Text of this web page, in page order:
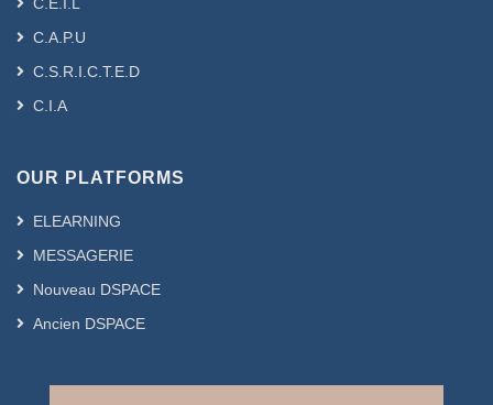
C.A.P.U
C.S.R.I.C.T.E.D
C.I.A
OUR PLATFORMS
ELEARNING
MESSAGERIE
Nouveau DSPACE
Ancien DSPACE